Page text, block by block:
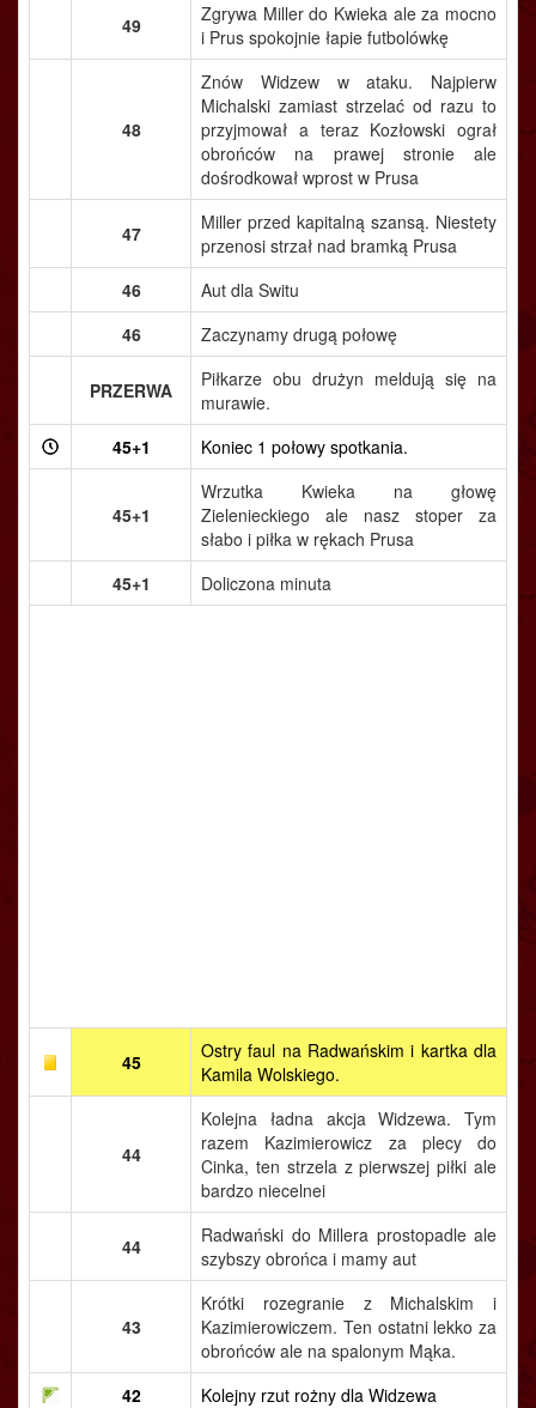
49
Zgrywa Miller do Kwieka ale za mocno
i Prus spokojnie łapie futbolówkę
48
Znów Widzew w ataku. Najpierw
Michalski zamiast strzelać od razu to
przyjmował a teraz Kozłowski ograł
obrońców na prawej stronie ale
dośrodkował wprost w Prusa
47
Miller przed kapitalną szansą. Niestety
przenosi strzał nad bramką Prusa
46
Aut dla Switu
46
Zaczynamy drugą połowę
PRZERWA
Piłkarze obu drużyn meldują się na
murawie.
45+1
Koniec 1 połowy spotkania.
45+1
Wrzutka Kwieka na głowę
Zielenieckiego ale nasz stoper za
słabo i piłka w rękach Prusa
45+1
Doliczona minuta
45
Ostry faul na Radwańskim i kartka dla
Kamila Wolskiego.
44
Kolejna ładna akcja Widzewa. Tym
razem Kazimierowicz za plecy do
Cinka, ten strzela z pierwszej piłki ale
bardzo niecelnei
44
Radwański do Millera prostopadle ale
szybszy obrońca i mamy aut
43
Krótki rozegranie z Michalskim i
Kazimierowiczem. Ten ostatni lekko za
obrońców ale na spalonym Mąka.
42
Kolejny rzut rożny dla Widzewa